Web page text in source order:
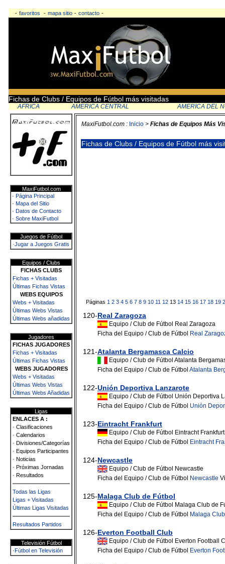
- favoritos - mapa sitio - contacto -
Fichas de Clubs / Equipos de Fútbol más visitadas
AFRICA AMERICA CENTRAL AMERICA DEL
MaxiFutbol.com
· Página Principal
· Mapa del Sitio
· Datos de Contacto
· Sobre MaxiFutbol
Juegos de Fútbol
·Jugar a Juegos Gratis
Equipos / Clubs
FICHAS CLUBS
Fichas + Visitadas
Últimas Fichas Vistas
WEBS EQUIPOS
Webs + Visitadas
Últimas Webs Vistas
Últimas Webs añadidas
Jugadores
FICHAS JUGADORES
Fichas + Visitadas
Últimas Fichas Vistas
WEBS JUGADORES
Webs + Visitadas
Últimas Webs Vistas
Últimas Webs Añadidas
Ligas
ENLACES A :
· Clasificaciones
· Calendarios
· Divisiones/Categorías
· Equipos Participantes
· Noticias
· Próximas Jornadas
· Resultados
Todas las Ligas
Ligas + Visitadas
Últimas Ligas Visitadas
Resultados Partidos
Televisión Fútbol
·Fútbol en Televisión
MaxiFutbol.com : Inicio > Fichas de Equipos Más
Fichas de Clubs / Equipos de Fútbol más
Páginas 1 2 3 4 5 6 7 8 9 10 11 12 13 14 15 16 17 18 19
120-Real Zaragoza
Equipo / Club de Fútbol Real Zaragoza
Ficha del Equipo / Club de Fútbol Real
121-Atalanta Bergamasca Calcio
Equipo / Club de Fútbol Atalanta
Ficha del Equipo / Club de Fútbol Atalanta
122-Unión Deportiva Lanzarote
Equipo / Club de Fútbol Unión Deportiva
Ficha del Equipo / Club de Fútbol Unión
123-Eintracht Frankfurt
Equipo / Club de Fútbol Eintracht Frankfurt
Ficha del Equipo / Club de Fútbol Eintracht
124-Newcastle
Equipo / Club de Fútbol Newcastle
Ficha del Equipo / Club de Fútbol Newcastle
125-Malaga Club de Fútbol
Equipo / Club de Fútbol Malaga Club de
Ficha del Equipo / Club de Fútbol Malaga
126-Everton Football Club
Equipo / Club de Fútbol Everton Football
Ficha del Equipo / Club de Fútbol Everton